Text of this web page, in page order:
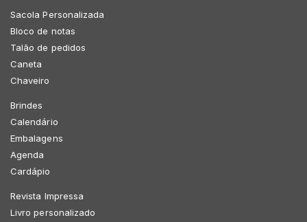
Sacola Personalizada
Bloco de notas
Talão de pedidos
Caneta
Chaveiro
Brindes
Calendário
Embalagens
Agenda
Cardápio
Revista Impressa
Livro personalizado